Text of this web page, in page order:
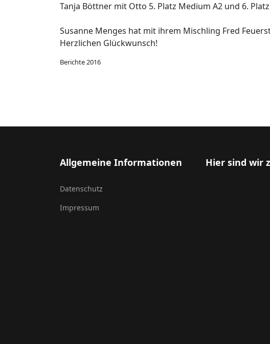
Tanja Böttner mit Otto 5. Platz Medium A2 und 6.
Susanne Menges hat mit ihrem Mischling Fred
Herzlichen Glückwunsch!
Berichte 2016
Allgemeine Informationen
Datenschutz
Impressum
Hier sind wir